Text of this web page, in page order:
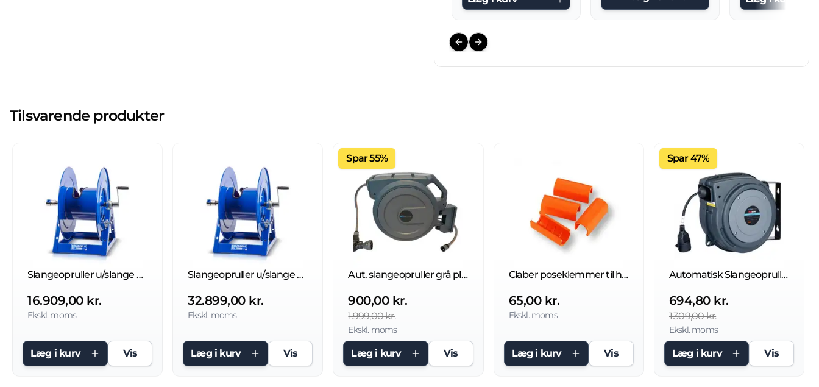
Previous slide
Next slide
Tilsvarende produkter
Slangeopruller u/slange 210 bar
16.909,00 kr.
Ekskl. moms
Læg i kurv Vis
Slangeopruller u/slange 210 bar
32.899,00 kr.
Ekskl. moms
Læg i kurv Vis
Spar 55%
Aut. slangeopruller grå plast, 8 bar
900,00 kr.
1.999,00 kr.
Ekskl. moms
Læg i kurv Vis
Claber poseklemmer til havevogn
65,00 kr.
Ekskl. moms
Læg i kurv Vis
Spar 47%
Automatisk Slangeopruller I430, 20 bar
694,80 kr.
1.309,00 kr.
Ekskl. moms
Læg i kurv Vis